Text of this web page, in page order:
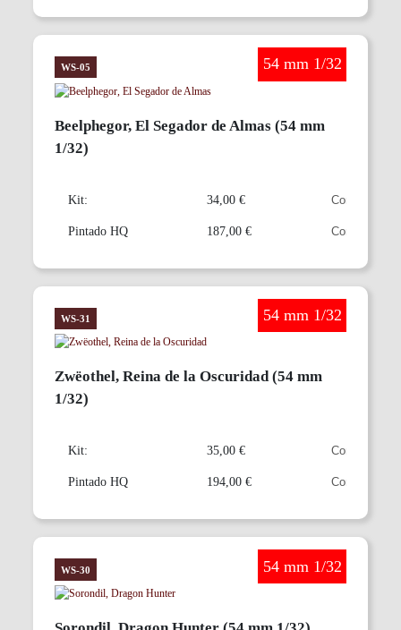
WS-05 Warlord Saga
54 mm 1/32
Beelphegor, El Segador de Almas (54 mm
1/32)
Kit: 34,00 €
Pintado HQ 187,00 €
WS-31 Warlord Saga
54 mm 1/32
Zwëothel, Reina de la Oscuridad (54 mm
1/32)
Kit: 35,00 €
Pintado HQ 194,00 €
WS-30 Warlord Saga
54 mm 1/32